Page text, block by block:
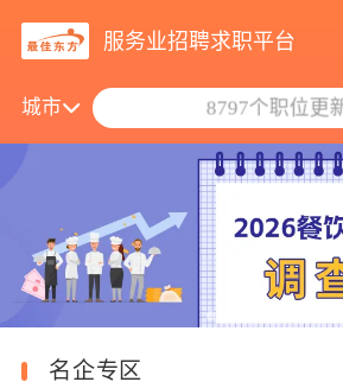
服务业招聘求职平台
城市
8797个职位更
名企专区